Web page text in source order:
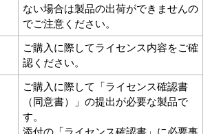
ない場合は製品の出荷ができませんの
でご注意ください。
ご購入に際してライセンス内容をご確
認ください。
ご購入に際して「ライセンス確認書
（同意書）」の提出が必要な製品で
す。